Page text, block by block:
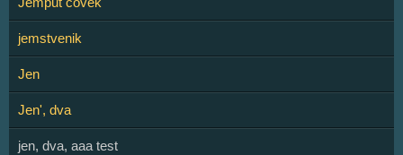
jemstvenik
Jen
Jen', dva
jen, dva, aaa test